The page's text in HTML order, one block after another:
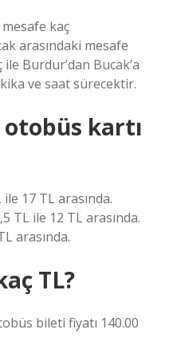
kaç
arasındaki mesafe
ile Burdur’dan Bucak’a
ve saat sürecektir.
kartı
17 TL arasında.
TL ile 12 TL arasında.
arasında.
TL?
bileti fiyatı 140.00